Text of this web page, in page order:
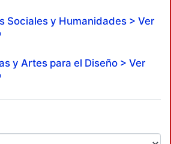
Sociales y Humanidades > Ver
y Artes para el Diseño > Ver